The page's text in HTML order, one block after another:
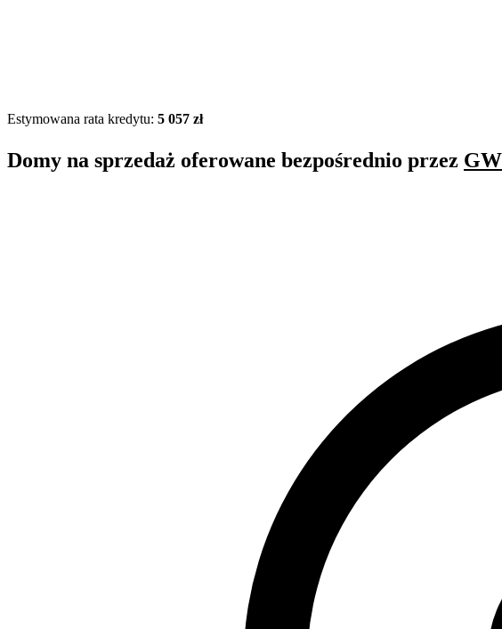
Estymowana rata kredytu: 5 057 zł
Domy na sprzedaż oferowane bezpośrednio przez